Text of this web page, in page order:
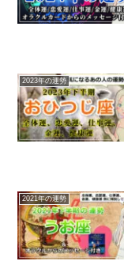
2023年の運勢
2021年の運勢